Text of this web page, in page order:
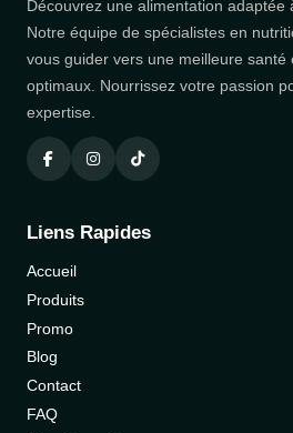
Découvrez une alimentation adaptée
Notre équipe de spécialistes en
vous guider vers une meilleure santé
optimaux. Nourrissez votre passion
expertise.
Liens Rapides
Accueil
Produits
Promo
Blog
Contact
FAQ